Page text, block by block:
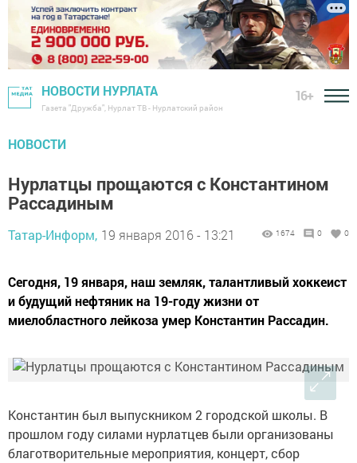
НОВОСТИ НУРЛАТА
Газета "Дружба", Нурлат ТВ - Нурлатский район
16+
НОВОСТИ
Нурлатцы прощаются с Константином
Рассадиным
Татар-Информ, 19 января 2016 - 13:21 1674 0 0
Сегодня, 19 января, наш земляк, талантливый хоккеист
и будущий нефтяник на 19-году жизни от
миелобластного лейкоза умер Константин Рассадин.
Константин был выпускником 2 городской школы. В
прошлом году силами нурлатцев были организованы
благотворительные мероприятия, концерт, сбор